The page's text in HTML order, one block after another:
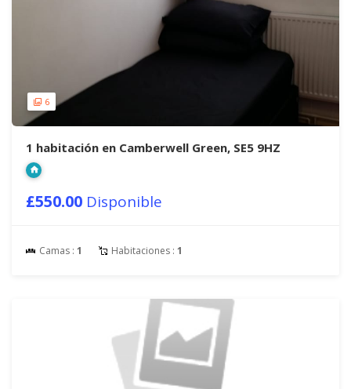
6
1 habitación en Camberwell Green, SE5 9HZ
£550.00 Disponible
Camas : 1 Habitaciones : 1